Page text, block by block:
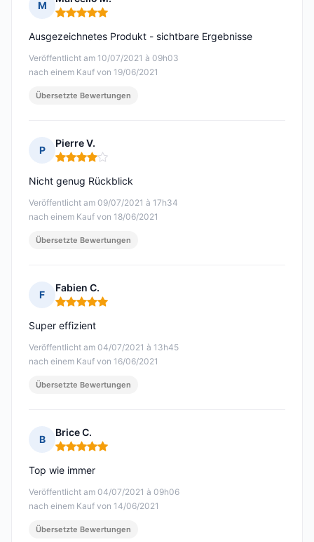
M
Hinweis: 5 von 5
Veröffentlicht am 10/07/2021 à 09h03
nach einem Kauf von 19/06/2021
Ausgezeichnetes Produkt - sichtbare Ergebnisse
Übersetzte Bewertungen
P
Pierre V.
Hinweis: 4 von 5
Veröffentlicht am 09/07/2021 à 17h34
nach einem Kauf von 18/06/2021
Nicht genug Rückblick
Übersetzte Bewertungen
F
Fabien C.
Hinweis: 5 von 5
Veröffentlicht am 04/07/2021 à 13h45
nach einem Kauf von 16/06/2021
Super effizient
Übersetzte Bewertungen
B
Brice C.
Hinweis: 5 von 5
Veröffentlicht am 04/07/2021 à 09h06
nach einem Kauf von 14/06/2021
Top wie immer
Übersetzte Bewertungen